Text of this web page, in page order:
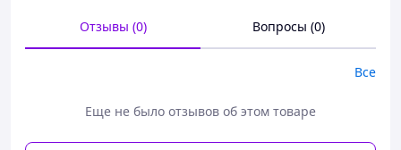
мамы и для кресного папы).
Если нужно не парное
количество - уточняйте при заказе
Отзывы (0) Вопросы (0)
Все
Еще не было отзывов об этом товаре